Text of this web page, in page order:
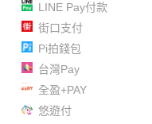
LINE Pay付款
街口支付
Pi拍錢包
台灣Pay
全盈+PAY
悠遊付